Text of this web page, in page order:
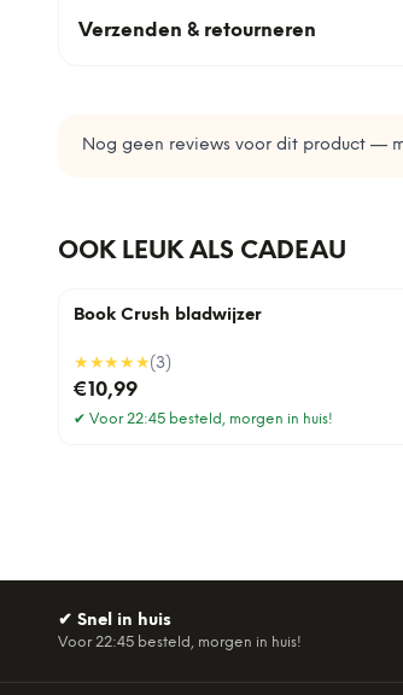
Verzenden & retourneren
Nog geen reviews voor dit product —
OOK LEUK ALS CADEAU
Book Crush bladwijzer
★★★★★(3)
€10,99
✔ Voor 22:45 besteld, morgen in huis!
✔ Snel in huis
Voor 22:45 besteld, morgen in huis!